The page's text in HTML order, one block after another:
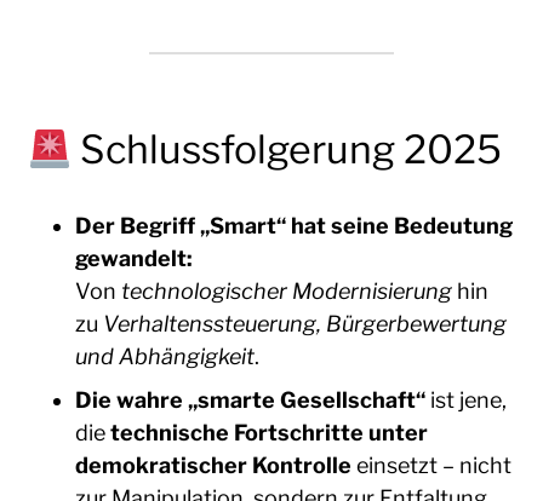
Schlussfolgerung 2025
Der Begriff „Smart“ hat seine Bedeutung
gewandelt:
Von technologischer Modernisierung hin
zu Verhaltenssteuerung, Bürgerbewertung
und Abhängigkeit.
Die wahre „smarte Gesellschaft“ ist jene,
dietechnische Fortschritte unter
demokratischer Kontrolle einsetzt – nicht